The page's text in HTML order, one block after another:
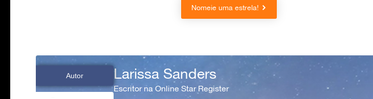
Nomeie uma estrela!
Autor Larissa Sanders
Escritor na Online Star Register